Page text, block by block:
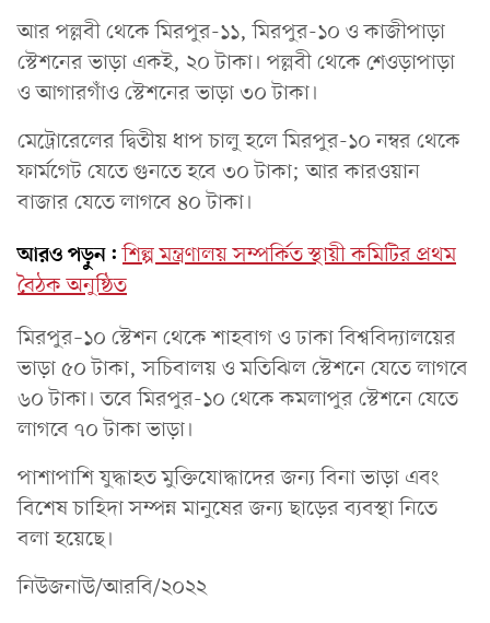
আর পল্লবী থেকে মিরপুর-১১, মিরপুর-১০ ও কাজীপাড়া
স্টেশনের ভাড়া একই, ২০ টাকা। পল্লবী থেকে শেওড়াপাড়া
ও আগারগাঁও স্টেশনের ভাড়া ৩০ টাকা।
মেট্রোরেলের দ্বিতীয় ধাপ চালু হলে মিরপুর-১০ নম্বর থেকে
ফার্মগেট যেতে গুনতে হবে ৩০ টাকা; আর কারওয়ান
বাজার যেতে লাগবে ৪০ টাকা।
আরও পড়ুন: শিল্প মন্ত্রণালয় সম্পর্কিত স্থায়ী কমিটির প্রথম
বৈঠক অনুষ্ঠিত
মিরপুর–১০ স্টেশন থেকে শাহবাগ ও ঢাকা বিশ্ববিদ্যালয়ের
ভাড়া ৫০ টাকা, সচিবালয় ও মতিঝিল স্টেশনে যেতে লাগবে
৬০ টাকা। তবে মিরপুর-১০ থেকে কমলাপুর স্টেশনে যেতে
লাগবে ৭০ টাকা ভাড়া।
পাশাপাশি যুদ্ধাহত মুক্তিযোদ্ধাদের জন্য বিনা ভাড়া এবং
বিশেষ চাহিদা সম্পন্ন মানুষের জন্য ছাড়ের ব্যবস্থা নিতে
বলা হয়েছে।
নিউজনাউ/আরবি/২০২২